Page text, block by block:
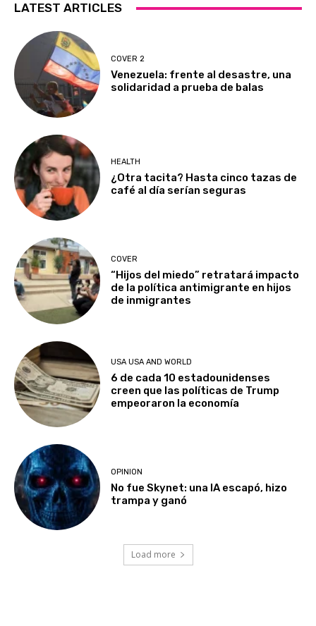
LATEST ARTICLES
COVER 2
Venezuela: frente al desastre, una
solidaridad a prueba de balas
HEALTH
¿Otra tacita? Hasta cinco tazas de
café al día serían seguras
COVER
“Hijos del miedo” retratará impacto
de la política antimigrante en hijos
de inmigrantes
USA USA AND WORLD
6 de cada 10 estadounidenses
creen que las políticas de Trump
empeoraron la economía
OPINION
No fue Skynet: una IA escapó, hizo
trampa y ganó
Load more